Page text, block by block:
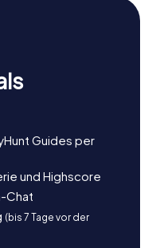
Guides per
und Highscore
Chat
(bis 7 Tage vor der